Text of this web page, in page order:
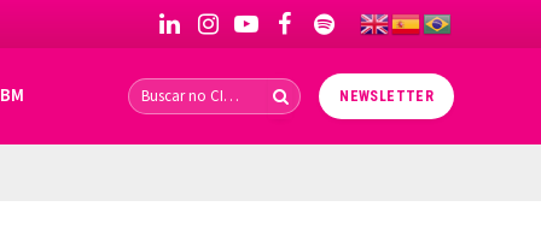
LinkedInInstagramYouTubeFacebookSpotify
NEWSLETTER